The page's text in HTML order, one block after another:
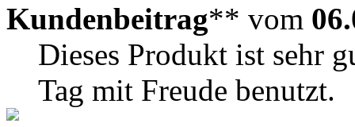
Kundenbeitrag** vom
Dieses Produkt ist sehr
Tag mit Freude benutzt.